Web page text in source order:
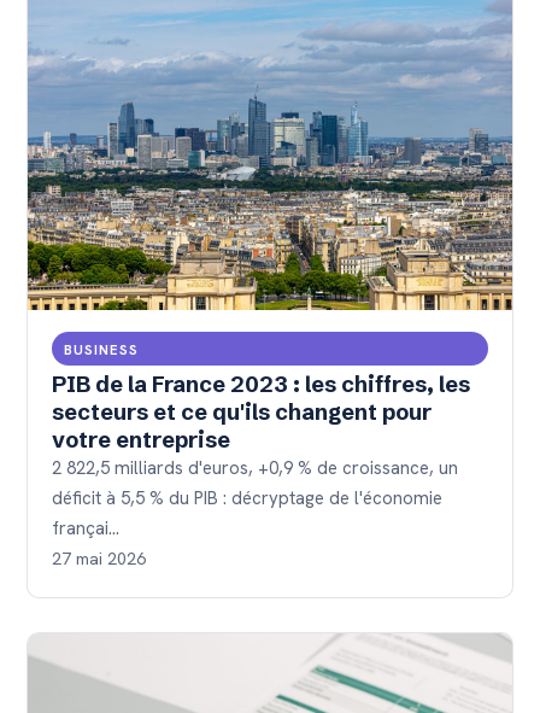
BUSINESS
PIB de la France 2023 : les chiffres, les
secteurs et ce qu'ils changent pour
votre entreprise
2 822,5 milliards d'euros, +0,9 % de croissance, un
déficit à 5,5 % du PIB : décryptage de l'économie
françai…
27 mai 2026